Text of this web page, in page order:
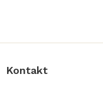
Kontakt